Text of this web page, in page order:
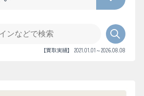
【買取実績】 2021.01.01～2026.08.08